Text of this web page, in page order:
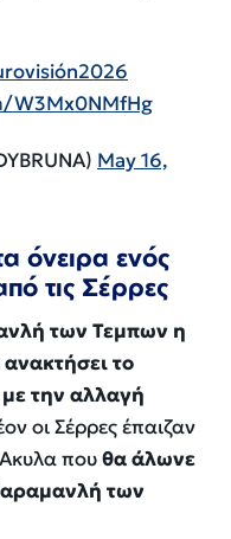
W3Mx0NMfHg
May 16,
όνειρα ενός
τις Σέρρες
των Τεμπων η
το
την αλλαγή
οι Σέρρες έπαιζαν
πουθα άλωνε
των